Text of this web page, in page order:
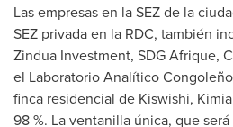
Las empresas en laSEZ de la
SEZ privada en la RDC, también
Zindua Investment, SDG Afrique,
el Laboratorio Analítico
finca residencial de Kiswishi,
98 %. La ventanilla única, que